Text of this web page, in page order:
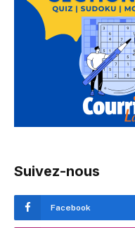
Suivez-nous
Facebook